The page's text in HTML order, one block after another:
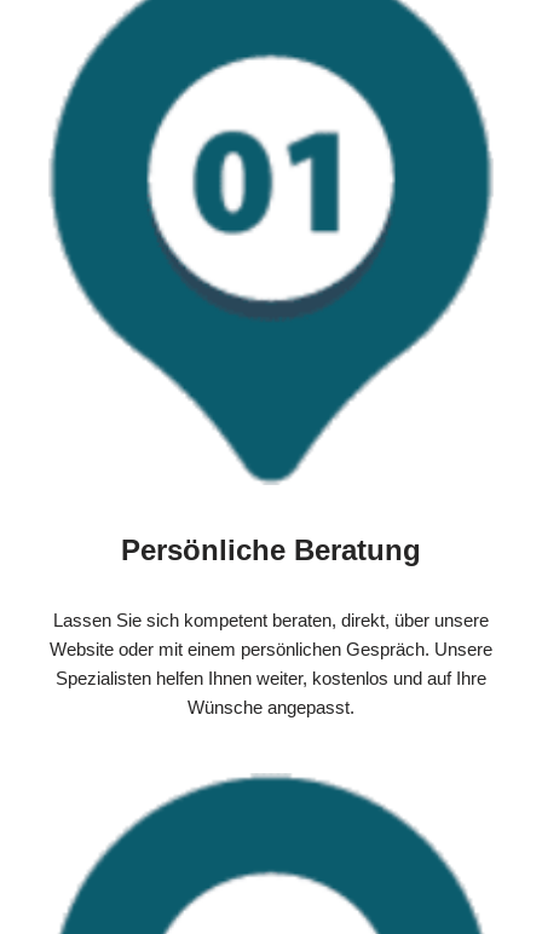
Persönliche Beratung
Lassen Sie sich kompetent beraten, direkt, über unsere
Website oder mit einem persönlichen Gespräch. Unsere
Spezialisten helfen Ihnen weiter, kostenlos und auf Ihre
Wünsche angepasst.